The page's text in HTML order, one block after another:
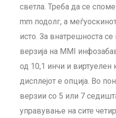
светла. Треба да се
mm подолг, а
исто. За внатрешноста
верзија на MMI
од 10,1 инчи и виртуелен
дисплејот е опција. Во
верзии со 5 или 7
управување на сите